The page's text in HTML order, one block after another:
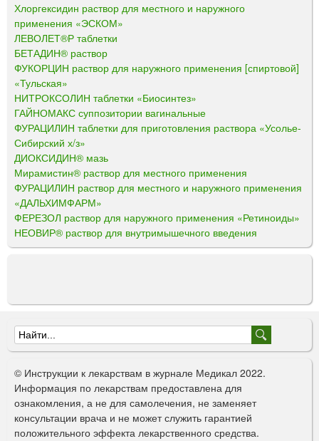
Хлоргексидин раствор для местного и наружного
применения «ЭСКОМ»
ЛЕВОЛЕТ®Р таблетки
БЕТАДИН® раствор
ФУКОРЦИН раствор для наружного применения [спиртовой]
«Тульская»
НИТРОКСОЛИН таблетки «Биосинтез»
ГАЙНОМАКС суппозитории вагинальные
ФУРАЦИЛИН таблетки для приготовления раствора «Усолье-
Сибирский х/з»
ДИОКСИДИН® мазь
Мирамистин® раствор для местного применения
ФУРАЦИЛИН раствор для местного и наружного применения
«ДАЛЬХИМФАРМ»
ФЕРЕЗОЛ раствор для наружного применения «Ретиноиды»
НЕОВИР® раствор для внутримышечного введения
Ф
о
р
м
а
© Инструкции к лекарствам в журнале Медикал 2022.
Информация по лекарствам предоставлена для
ознакомления, а не для самолечения, не заменяет
консультации врача и не может служить гарантией
положительного эффекта лекарственного средства.